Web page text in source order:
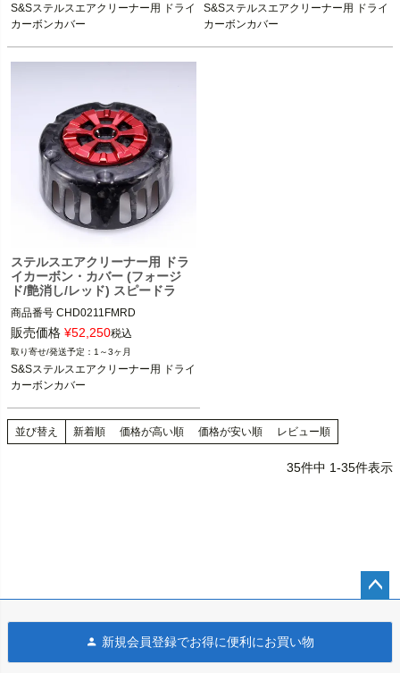
S&Sステルスエアクリーナー用 ドライ
カーボンカバー
S&Sステルスエアクリーナー用 ドライ
カーボンカバー
ステルスエアクリーナー用 ドラ
イカーボン・カバー (フォージ
ド/艶消し/レッド) スピードラ
商品番号 CHD0211FMRD
販売価格 ¥52,250税込
1～3ヶ月
S&Sステルスエアクリーナー用 ドライ
カーボンカバー
並び替え 新着順 価格が高い順 価格が安い順 レビュー順
35件中 1-35件表示
へ
新規会員登録でお得に便利にお買い物